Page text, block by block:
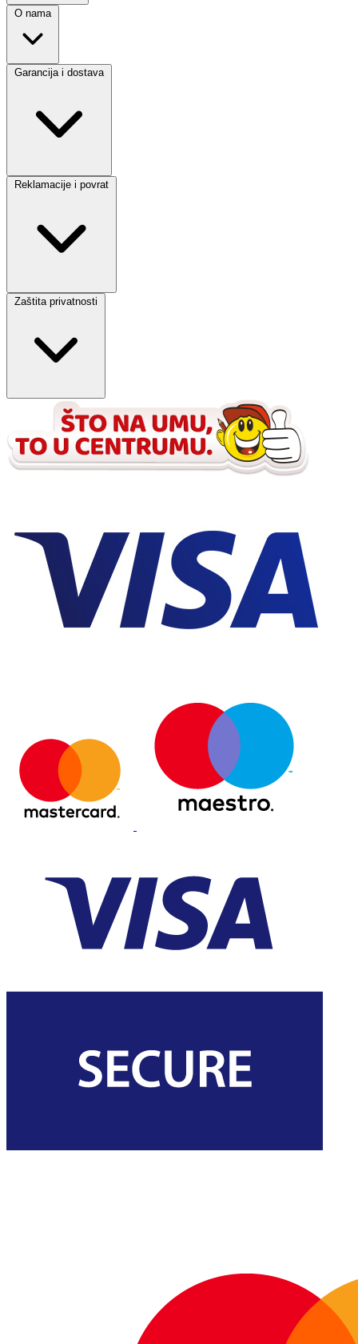
O nama
Garancija i dostava
Reklamacije i povrat
Zaštita privatnosti